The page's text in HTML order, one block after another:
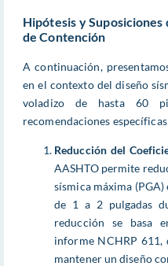
Hipótesis y
de Contención
A continuación,
en el contexto del diseño
voladizo de hasta 60
recomendaciones
Reducción del
AASHTO permite
sísmica máxima (PGA)
de 1 a 2 pulgadas
reducción se basa
informe NCHRP 611,
mantener un diseño